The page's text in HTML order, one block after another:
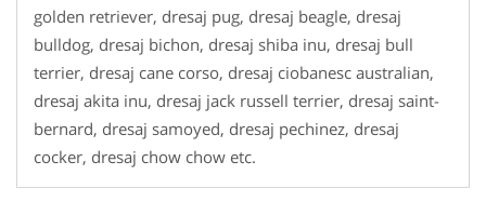
golden retriever, dresaj pug, dresaj beagle, dresaj
bulldog, dresaj bichon, dresaj shiba inu, dresaj bull
terrier, dresaj cane corso, dresaj ciobanesc australian,
dresaj akita inu, dresaj jack russell terrier, dresaj saint-
bernard, dresaj samoyed, dresaj pechinez, dresaj
cocker, dresaj chow chow etc.